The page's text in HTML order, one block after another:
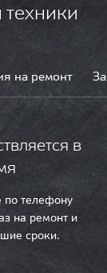
на ремонт
в
по телефону
на ремонт и
сроки.